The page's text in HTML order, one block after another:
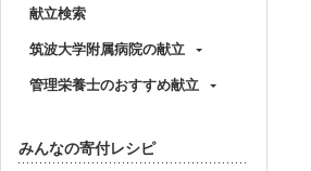
献立検索
筑波大学附属病院の献立
管理栄養士のおすすめ献立
みんなの寄付レシピ